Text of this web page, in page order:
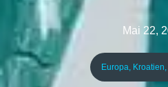
Mai 22,
Europa, Kroatien,